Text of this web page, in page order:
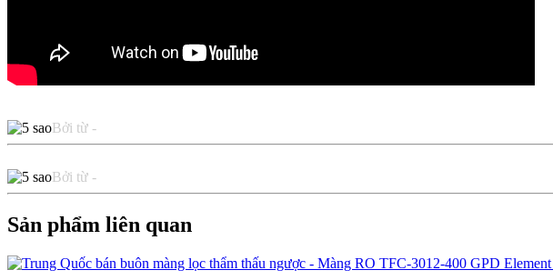
Bởi từ -
Bởi từ -
Sản phẩm liên quan